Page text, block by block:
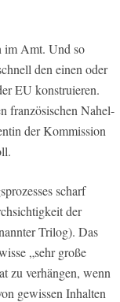
im Amt. Und so
den einen oder
EU konstruieren.
französischen Nahel-
der Kommission
scharf
der
Trilog). Das
„sehr große
zu verhängen, wenn
gewissen Inhalten